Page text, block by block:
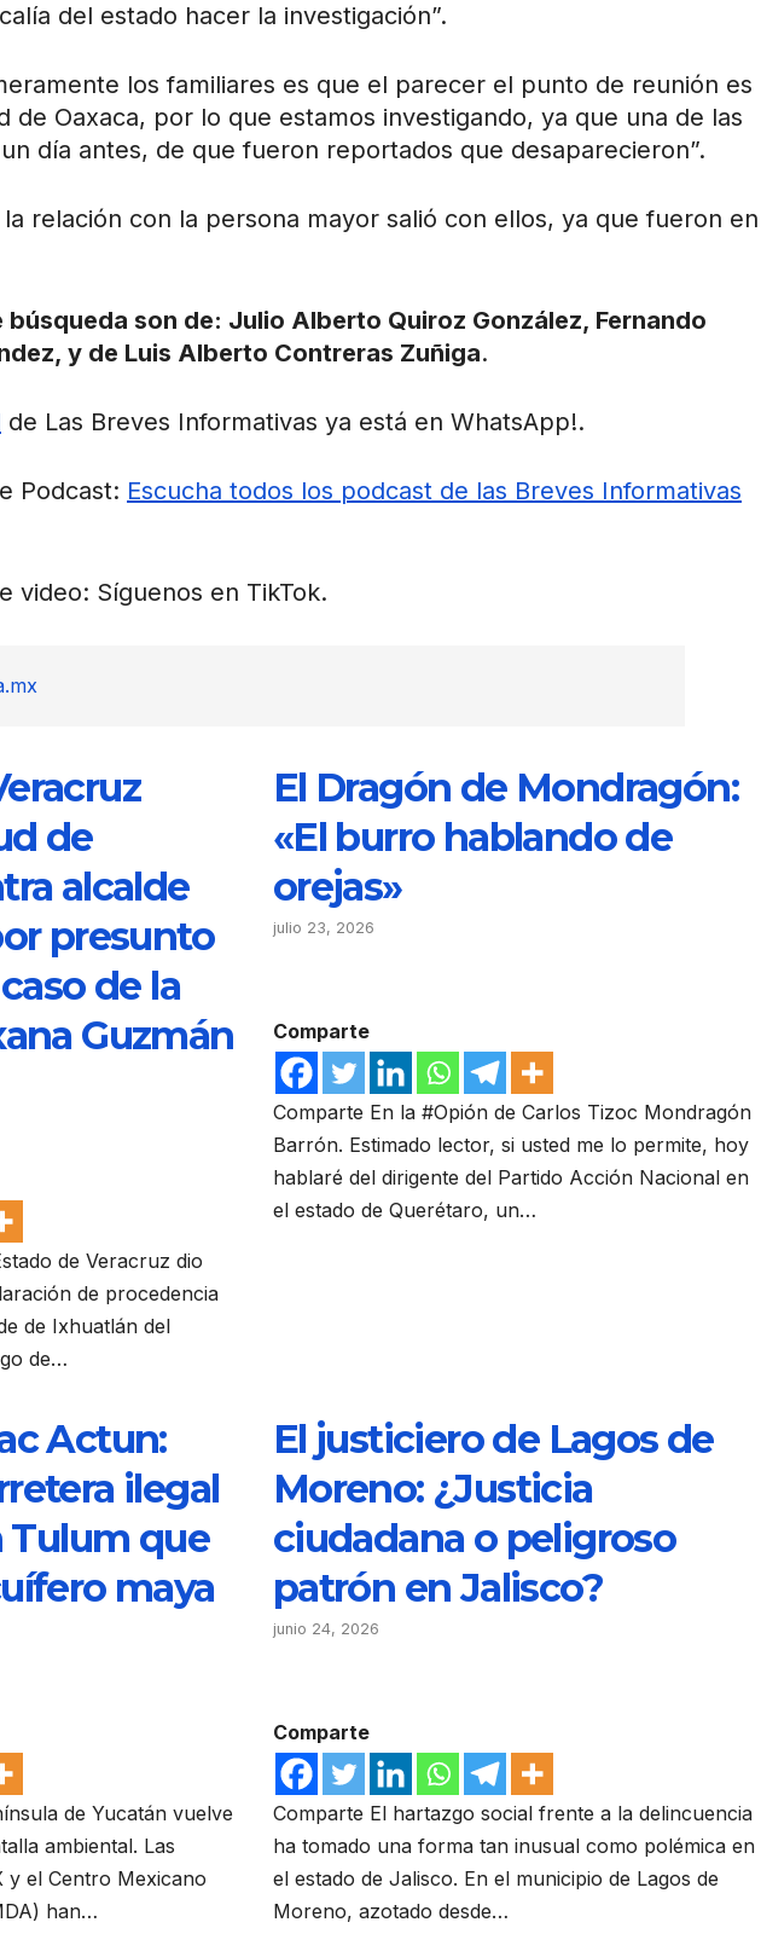
del estado hacer la investigación”.
los familiares es que el parecer el punto de reunión es
de Oaxaca, por lo que estamos investigando, ya que una de las
día antes, de que fueron reportados que desaparecieron”.
relación con la persona mayor salió con ellos, ya que fueron en
son de: Julio Alberto Quiroz González, Fernando
y de Luis Alberto Contreras Zuñiga.
de Las Breves Informativas ya está en WhatsApp!.
Podcast: Escucha todos los podcast de las Breves Informativas
video: Síguenos en TikTok.
de
alcalde
presunto
de la
Guzmán
de Veracruz dio
de procedencia
de Ixhuatlán del
de…
El Dragón de Mondragón:
«El burro hablando de
orejas»
julio 23, 2026
Comparte
Comparte En la #Opión de Carlos Tizoc Mondragón
Barrón. Estimado lector, si usted me lo permite, hoy
hablaré del dirigente del Partido Acción Nacional en
el estado de Querétaro, un…
Actun:
ilegal
Tulum que
maya
de Yucatán vuelve
ambiental. Las
y el Centro Mexicano
han…
El justiciero de Lagos de
Moreno: ¿Justicia
ciudadana o peligroso
patrón en Jalisco?
junio 24, 2026
Comparte
Comparte El hartazgo social frente a la delincuencia
ha tomado una forma tan inusual como polémica en
el estado de Jalisco. En el municipio de Lagos de
Moreno, azotado desde…